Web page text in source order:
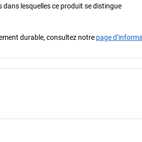
dans lesquelles ce produit se distingue
durable, consultez notre page